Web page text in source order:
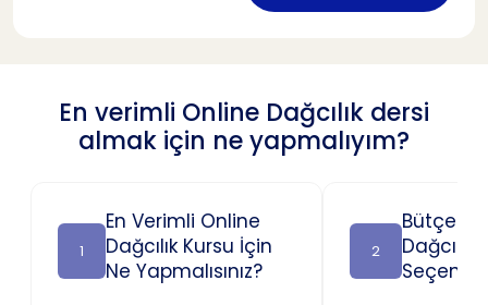
En verimli Online Dağcılık dersi
almak için ne yapmalıyım?
1
En Verimli Online
Dağcılık Kursu İçin
Ne Yapmalısınız?
2
Dağcılık